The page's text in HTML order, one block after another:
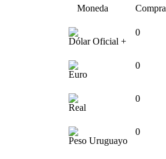
Moneda Compra
Dólar Oficial +
0
Euro
0
Real
0
Peso Uruguayo
0